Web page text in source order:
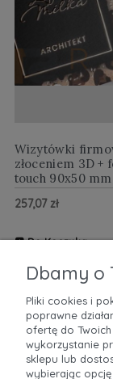
Wizytówki
złoceniem 3D +
touch 90x50 mm
257,07 zł
Do Koszyka
Dbamy o
Pliki cookies i
poprawne
ofertę do
wykorzystanie
sklepu lub
wybierając